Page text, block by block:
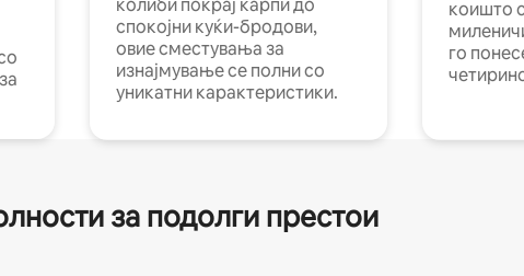
колиби покрај карпи до
спокојни куќи-бродови,
овие сместувања за
изнајмување се полни со
уникатни карактеристики.
коишто
го
за подолги престои